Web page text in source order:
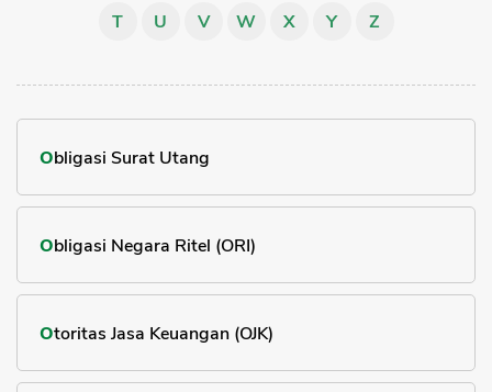
Sekuritas Saham
Asuransi Syariah
T U V W X Y Z
Obligasi Surat Utang
Obligasi Negara Ritel (ORI)
Otoritas Jasa Keuangan (OJK)